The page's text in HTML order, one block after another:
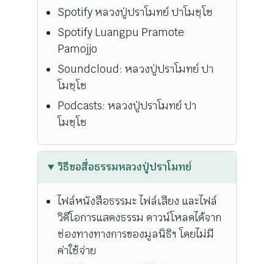
Spotify หลวงปู่ปราโมทย์ ปาโมชฺโช
Spotify Luangpu Pramote
Pamojjo
Soundcloud: หลวงปู่ปราโมทย์ ปา
โมชฺโช
Podcasts: หลวงปู่ปราโมทย์ ปา
โมชฺโช
วิธีขอสื่อธรรมหลวงปู่ปราโมทย์
ไฟล์หนังสือธรรมะ ไฟล์เสียง และไฟล์
วิดีโอการแสดงธรรม ดาวน์โหลดได้จาก
ช่องทางทางการของมูลนิธิฯ โดยไม่มี
ค่าใช้จ่าย